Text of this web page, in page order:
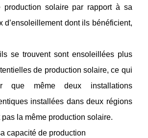
production solaire par rapport à sa
d’ensoleillement dont ils bénéficient,
se trouvent sont ensoleillées plus
de production solaire, ce qui
que même deux installations
installées dans deux régions
pas la même production solaire.
capacité de production